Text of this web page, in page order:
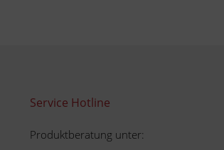
Service Hotline
Produktberatung unter: